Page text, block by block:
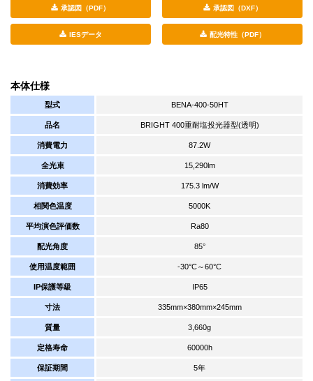
承認図（PDF） 承認図（DXF）
IESデータ 配光特性（PDF）
本体仕様
型式 BENA-400-50HT
品名 BRIGHT 400重耐塩投光器型(透明)
消費電力 87.2W
全光束 15,290lm
消費効率 175.3 lm/W
相関色温度 5000K
平均演色評価数 Ra80
配光角度 85°
使用温度範囲 -30°C～60°C
IP保護等級 IP65
寸法 335mm×380mm×245mm
質量 3,660g
定格寿命 60000h
保証期間 5年